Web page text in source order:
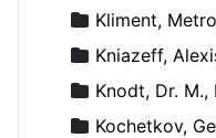
Kliment,
Kniazeff,
Knodt, Dr. M.,
Kochetkov,